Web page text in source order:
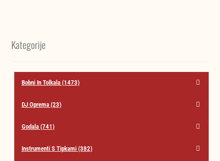
Kategorije
Bobni In Tolkala (1473)
DJ Oprema (23)
Godala (741)
Instrumenti S Tipkami (382)